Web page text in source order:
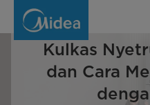
Nyetrum:
Penyebab
MemperbaikinyaKulkas
dan Cara